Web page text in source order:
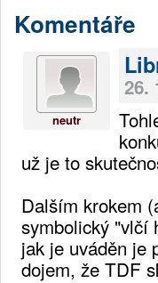
Komentáře
neutr
26.
už je to
Dalším krokem
symbolický "vlčí
jak je uváděn je
dojem, že TDF